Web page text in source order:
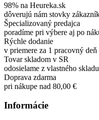
98% na Heureka.sk
dôverujú nám stovky
Špecializovaný predajca
poradíme pri výbere aj po
Rýchle dodanie
v priemere za 1 pracovný deň
Tovar skladom v SR
odosielame z vlastného skladu
Doprava zdarma
pri nákupe nad 80,00 €
Informácie